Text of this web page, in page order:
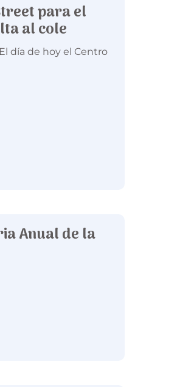
para el
al cole
día de hoy el Centro
Anual de la